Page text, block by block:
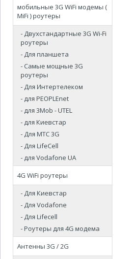
мобильные 3G WiFi модемы (
MiFi ) роутеры
- Двухстандартные 3G Wi-Fi
роутеры
- Для планшета
- Самые мощные 3G
роутеры
- Для Интертелеком
- для PEOPLEnet
- для 3Mob - UTEL
- для Киевстар
- Для МТС 3G
- Для LifeCell
- для Vodafone UA
4G WiFi роутеры
- Для Киевстар
- Для Vodafone
- Для Lifecell
- Роутеры для 4G модема
Антенны 3G / 2G